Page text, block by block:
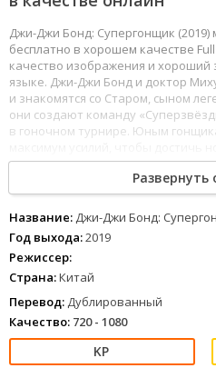
Джи-Джи Бонд: Супергонщик
бесплатно в хорошем качестве
качество изображения и хороший
языке. Джи-Джи Бонд и доктор
и знакомятся со Старом, сыном
они создают команду
в гоночном турнире. Юным
в следующий этап.
Развернуть
Название: Джи-Джи Бонд:
Год выхода:2019
Режиссер:
Страна:Китай
Перевод: Дублированный
Качество: 720 - 1080